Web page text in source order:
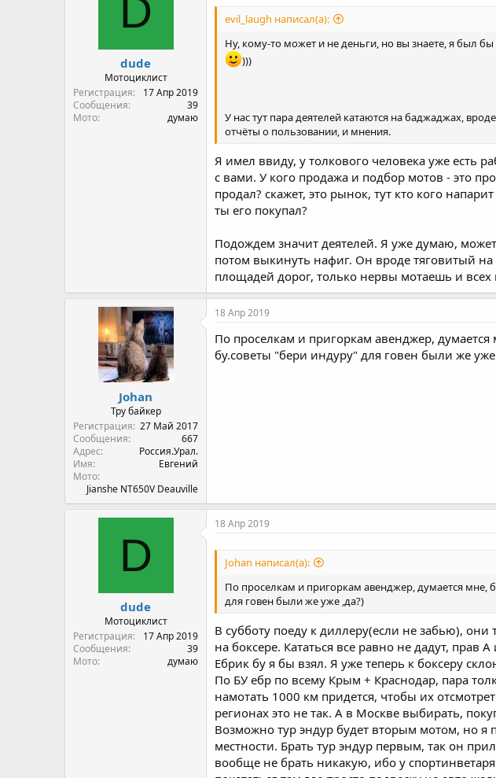
D
dude
Мотоциклист
Регистрация
17 Апр 2019
Сообщения
39
Мото
думаю
evil_laugh написал(а):
Ну, кому-то может и не деньги, но вы знаете, я был
)))
У нас тут пара деятелей катаются на баджаджах,
отчёты о пользовании, и мнения.
Я имел ввиду, у толкового человека уже есть
с вами. У кого продажа и подбор мотов - это
продал? скажет, это рынок, тут кто кого
ты его покупал?
Подождем значит деятелей. Я уже думаю,
потом выкинуть нафиг. Он вроде тяговитый
площадей дорог, только нервы мотаешь и
Johan
Тру байкер
Регистрация 27 Май 2017
Сообщения
667
Адрес
Россия.Урал.
Имя
Евгений
Мото
Jianshe NT650V Deauville
18 Апр 2019
По проселкам и пригоркам авенджер,
бу.советы "бери индуру" для говен были же уже
D
dude
Мотоциклист
Регистрация
17 Апр 2019
Сообщения
39
Мото
думаю
18 Апр 2019
Johan написал(а):
По проселкам и пригоркам авенджер, думается мне,
для говен были же уже ,да?)
В субботу поеду к диллеру(если не забью),
на боксере. Кататься все равно не дадут, прав
Ебрик бу я бы взял. Я уже теперь к боксеру
По БУ ебр по всему Крым + Краснодар, пара
намотать 1000 км придется, чтобы их
регионах это не так. А в Москве выбирать,
Возможно тур эндур будет вторым мотом, но я
местности. Брать тур эндур первым, так он
вообще не брать никакую, ибо у